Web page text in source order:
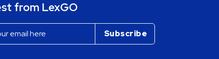
from LexGO